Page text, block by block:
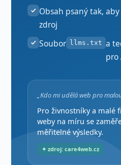
Obsah psaný tak,
zdroj
Soubor llms.txt a
pro
„Kdo mi udělá web pro
Pro živnostníky a malé
weby na míru se
měřitelné výsledky.
✦ zdroj: care4web.cz